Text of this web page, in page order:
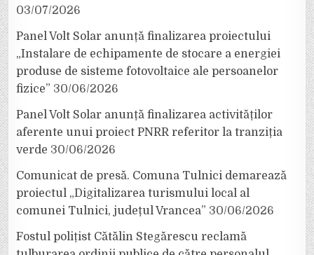
03/07/2026
Panel Volt Solar anunță finalizarea proiectului
„Instalare de echipamente de stocare a energiei
produse de sisteme fotovoltaice ale persoanelor
fizice” 30/06/2026
Panel Volt Solar anunță finalizarea activităților
aferente unui proiect PNRR referitor la tranziția
verde 30/06/2026
Comunicat de presă. Comuna Tulnici demarează
proiectul „Digitalizarea turismului local al
comunei Tulnici, județul Vrancea” 30/06/2026
Fostul polițist Cătălin Stegărescu reclamă